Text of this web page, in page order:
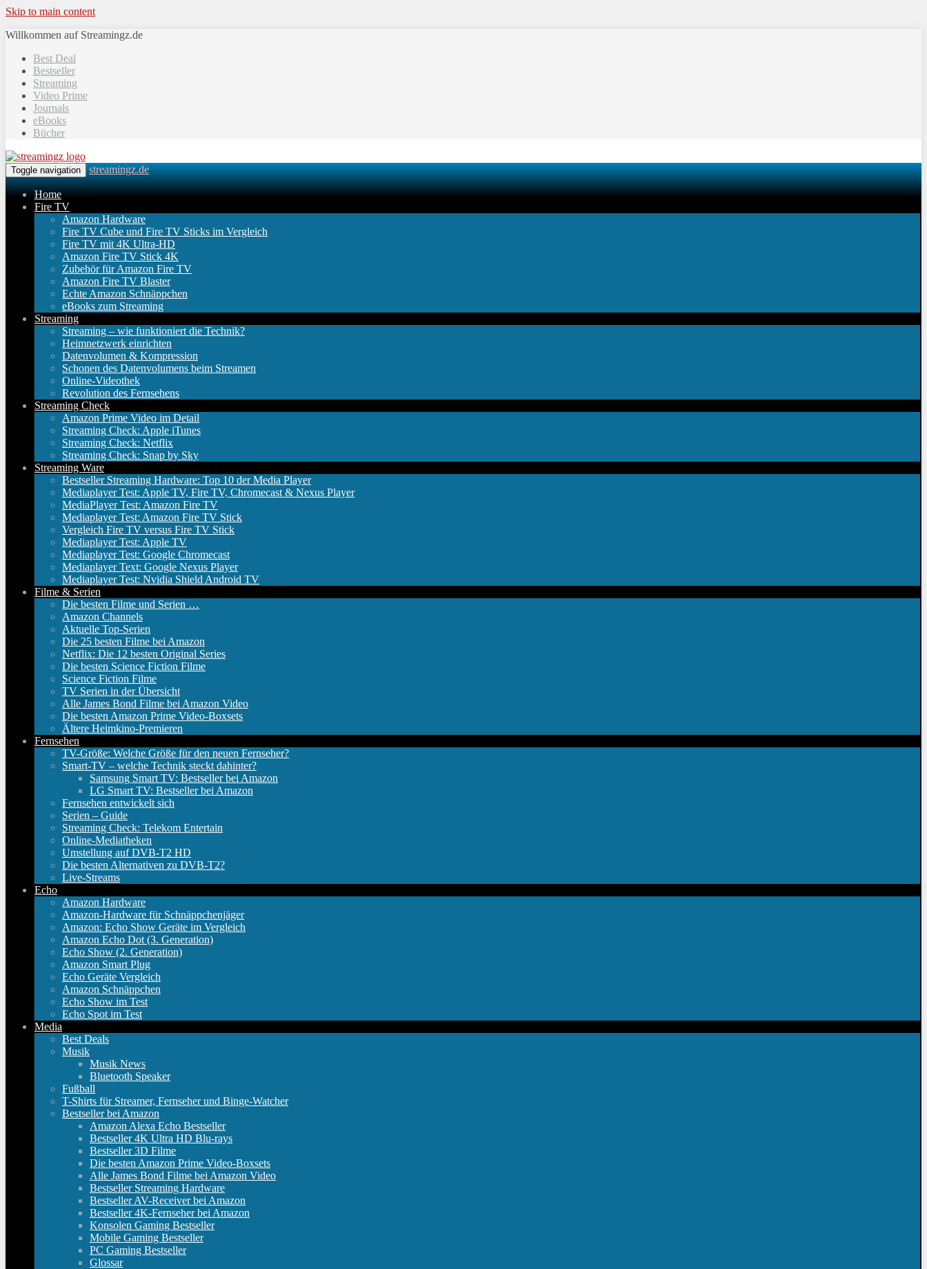
Skip to main content
Willkommen auf Streamingz.de
Best Deal
Bestseller
Streaming
Video Prime
Journals
eBooks
Bücher
Toggle navigation streamingz.de
Home
Fire TV
Amazon Hardware
Fire TV Cube und Fire TV Sticks im Vergleich
Fire TV mit 4K Ultra-HD
Amazon Fire TV Stick 4K
Zubehör für Amazon Fire TV
Amazon Fire TV Blaster
Echte Amazon Schnäppchen
eBooks zum Streaming
Streaming
Streaming – wie funktioniert die Technik?
Heimnetzwerk einrichten
Datenvolumen & Kompression
Schonen des Datenvolumens beim Streamen
Online-Videothek
Revolution des Fernsehens
Streaming Check
Amazon Prime Video im Detail
Streaming Check: Apple iTunes
Streaming Check: Netflix
Streaming Check: Snap by Sky
Streaming Ware
Bestseller Streaming Hardware: Top 10 der Media Player
Mediaplayer Test: Apple TV, Fire TV, Chromecast & Nexus Player
MediaPlayer Test: Amazon Fire TV
Mediaplayer Test: Amazon Fire TV Stick
Vergleich Fire TV versus Fire TV Stick
Mediaplayer Test: Apple TV
Mediaplayer Test: Google Chromecast
Mediaplayer Text: Google Nexus Player
Mediaplayer Test: Nvidia Shield Android TV
Filme & Serien
Die besten Filme und Serien …
Amazon Channels
Aktuelle Top-Serien
Die 25 besten Filme bei Amazon
Netflix: Die 12 besten Original Series
Die besten Science Fiction Filme
Science Fiction Filme
TV Serien in der Übersicht
Alle James Bond Filme bei Amazon Video
Die besten Amazon Prime Video-Boxsets
Ältere Heimkino-Premieren
Fernsehen
TV-Größe: Welche Größe für den neuen Fernseher?
Smart-TV – welche Technik steckt dahinter?
Samsung Smart TV: Bestseller bei Amazon
LG Smart TV: Bestseller bei Amazon
Fernsehen entwickelt sich
Serien – Guide
Streaming Check: Telekom Entertain
Online-Mediatheken
Umstellung auf DVB-T2 HD
Die besten Alternativen zu DVB-T2?
Live-Streams
Echo
Amazon Hardware
Amazon-Hardware für Schnäppchenjäger
Amazon: Echo Show Geräte im Vergleich
Amazon Echo Dot (3. Generation)
Echo Show (2. Generation)
Amazon Smart Plug
Echo Geräte Vergleich
Amazon Schnäppchen
Echo Show im Test
Echo Spot im Test
Media
Best Deals
Musik
Musik News
Bluetooth Speaker
Fußball
T-Shirts für Streamer, Fernseher und Binge-Watcher
Bestseller bei Amazon
Amazon Alexa Echo Bestseller
Bestseller 4K Ultra HD Blu-rays
Bestseller 3D Filme
Die besten Amazon Prime Video-Boxsets
Alle James Bond Filme bei Amazon Video
Bestseller Streaming Hardware
Bestseller AV-Receiver bei Amazon
Bestseller 4K-Fernseher bei Amazon
Konsolen Gaming Bestseller
Mobile Gaming Bestseller
PC Gaming Bestseller
Glossar